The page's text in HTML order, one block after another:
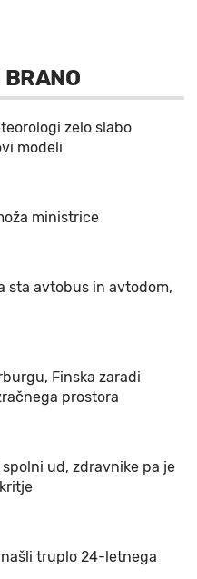
BRANO
zelo slabo
modeli
ministrice
sta avtobus in avtodom,
Finska zaradi
prostora
ud, zdravnike pa je
truplo 24-letnega